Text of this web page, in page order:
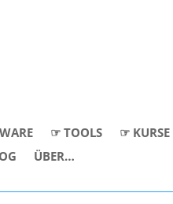
☞ TOOLS ☞ KURSE
ÜBER…